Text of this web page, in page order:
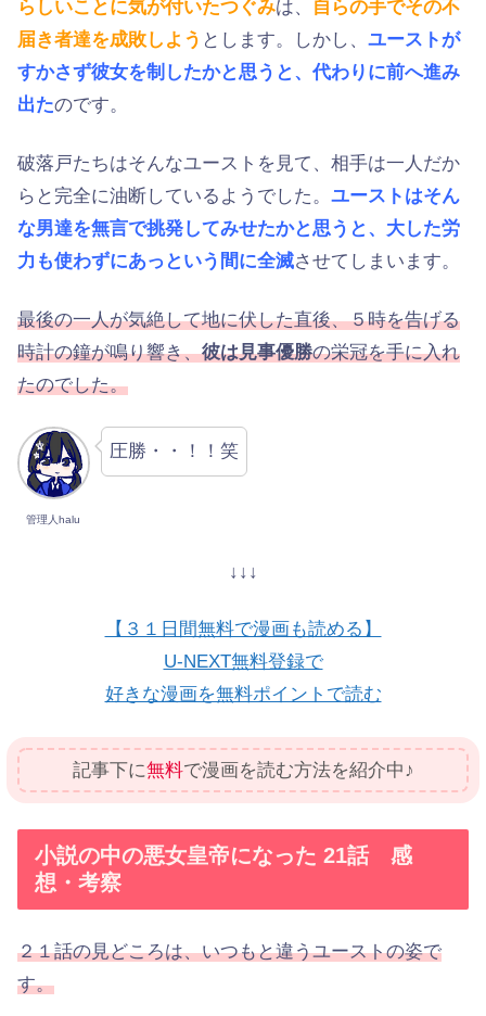
らしいことに気が付いたつぐみは、
自らの手でその不
届き者達を成敗しよう とします。しかし、 ユーストが
すかさず彼女を制したかと思うと、代わりに前へ進み
出たのです。
破落戸たちはそんなユーストを見て、相手は一人だか
らと完全に油断しているようでした。 ユーストはそん
な男達を無言で挑発してみせたかと思うと、大した労
力も使わずにあっという間に全滅させてしまいます。
最後の一人が気絶して地に伏した直後、５時を告げる
時計の鐘が鳴り響き、彼は見事優勝の栄冠を手に入れ
たのでした。
管理人halu
圧勝・・！！笑
↓↓↓
【３１日間無料で漫画も読める】
U-NEXT無料登録で
好きな漫画を無料ポイントで読む
記事下に無料で漫画を読む方法を紹介中♪
小説の中の悪女皇帝になった 21話 感
想・考察
２１話の見どころは、いつもと違うユーストの姿で
す。